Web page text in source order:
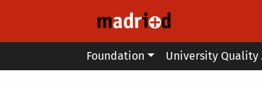
Main menu
Foundation University Quality